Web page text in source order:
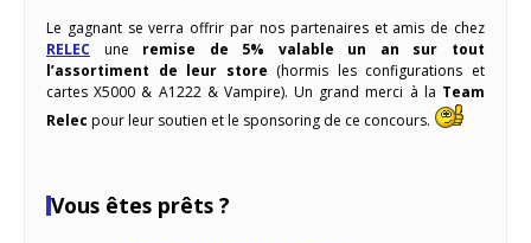
Le gagnant se verra offrir par nos partenaires et amis de chez
RELEC une remise de 5% valable un an sur tout
l’assortiment de leur store (hormis les configurations et
cartes X5000 & A1222 & Vampire). Un grand merci à la Team
Relec pour leur soutien et le sponsoring de ce concours.
Vous êtes prêts ?